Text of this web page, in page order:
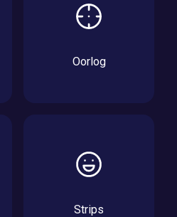
Oorlog
Strips